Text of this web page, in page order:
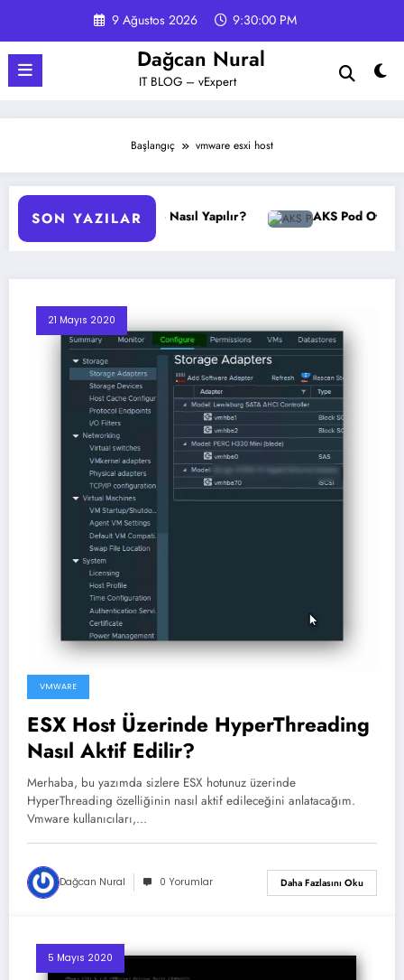
9 Ağustos 2026 9:30:01 PM
Dağcan Nural
IT BLOG – vExpert
Başlangıç vmware esxi host
SON YAZILAR
GPO Yedekleme Nasıl Yapılır? AKS Pod Otomatik
21 Mayıs 2020
VMWARE
ESX Host Üzerinde HyperThreading
Nasıl Aktif Edilir?
Merhaba, bu yazımda sizlere ESX hotunuz üzerinde
HyperThreading özelliğinin nasıl aktif edileceğini anlatacağım.
Vmware kullanıcıları,…
Dağcan Nural 0 Yorumlar Daha Fazlasını Oku
5 Mayıs 2020